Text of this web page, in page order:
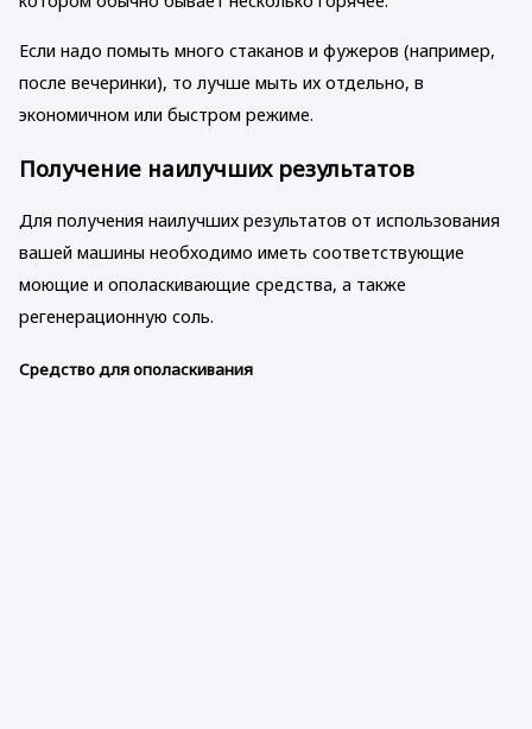
Если надо помыть много стаканов и фужеров (например,
после вечеринки), то лучше мыть их отдельно, в
экономичном или быстром режиме.
Получение наилучших результатов
Для получения наилучших результатов от использования
вашей машины необходимо иметь соответствующие
моющие и ополаскивающие средства, а также
регенерационную соль.
Средство для ополаскивания